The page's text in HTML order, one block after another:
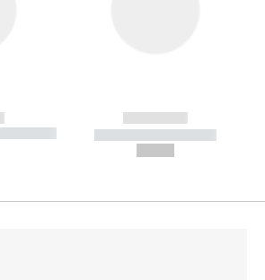
--------
------------
----------- -----------